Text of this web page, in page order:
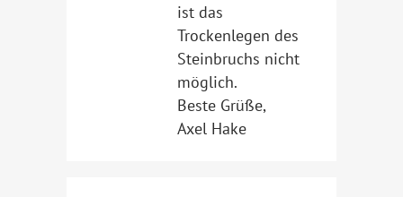
ist das
Trockenlegen des
Steinbruchs nicht
möglich.
Beste Grüße,
Axel Hake